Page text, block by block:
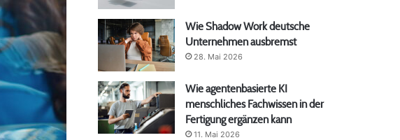
Wie Shadow Work deutsche
Unternehmen ausbremst
28. Mai 2026
Wie agentenbasierte KI
menschliches Fachwissen in der
Fertigung ergänzen kann
11. Mai 2026